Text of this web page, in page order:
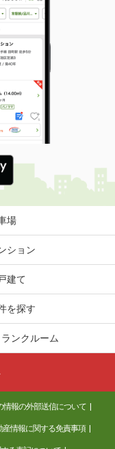
場
ション
建て
を探す
ンクルーム
情報の外部送信について
産情報に関する免責事項